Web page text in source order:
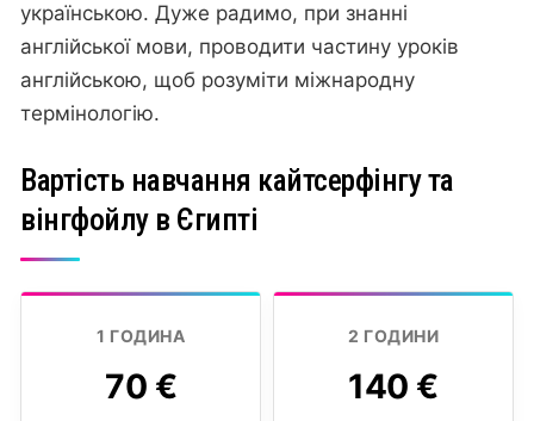
українською. Дуже радимо, при знанні
англійської мови, проводити частину уроків
англійською, щоб розуміти міжнародну
термінологію.
Вартість навчання кайтсерфінгу та
вінгфойлу в Єгипті
1 ГОДИНА
70 €
2 ГОДИНИ
140 €